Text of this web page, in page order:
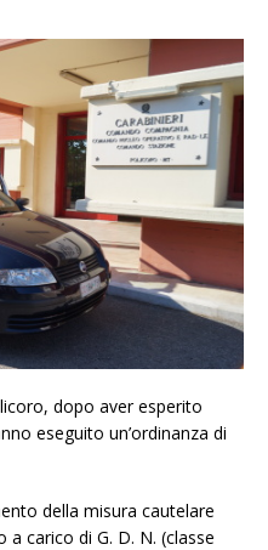
dopo aver esperito
eseguito un’ordinanza di
della misura cautelare
carico di G. D. N. (classe